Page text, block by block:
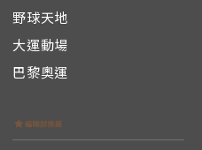
野球天地
大運動場
巴黎奧運